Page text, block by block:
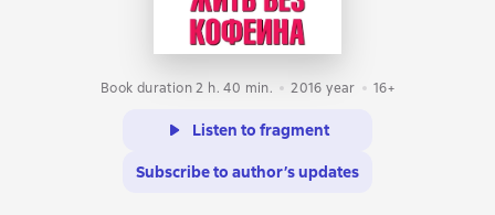
Book duration 2 h. 40 min. 2016 year 16+
Listen to fragment
Subscribe to author’s updates